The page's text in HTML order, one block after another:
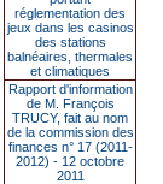
réglementation des
jeux dans les casinos
des stations
balnéaires, thermales
et climatiques
Rapport d'information
de M. François
TRUCY, fait au nom
de la commission des
finances n° 17 (2011-
2012) - 12 octobre
2011